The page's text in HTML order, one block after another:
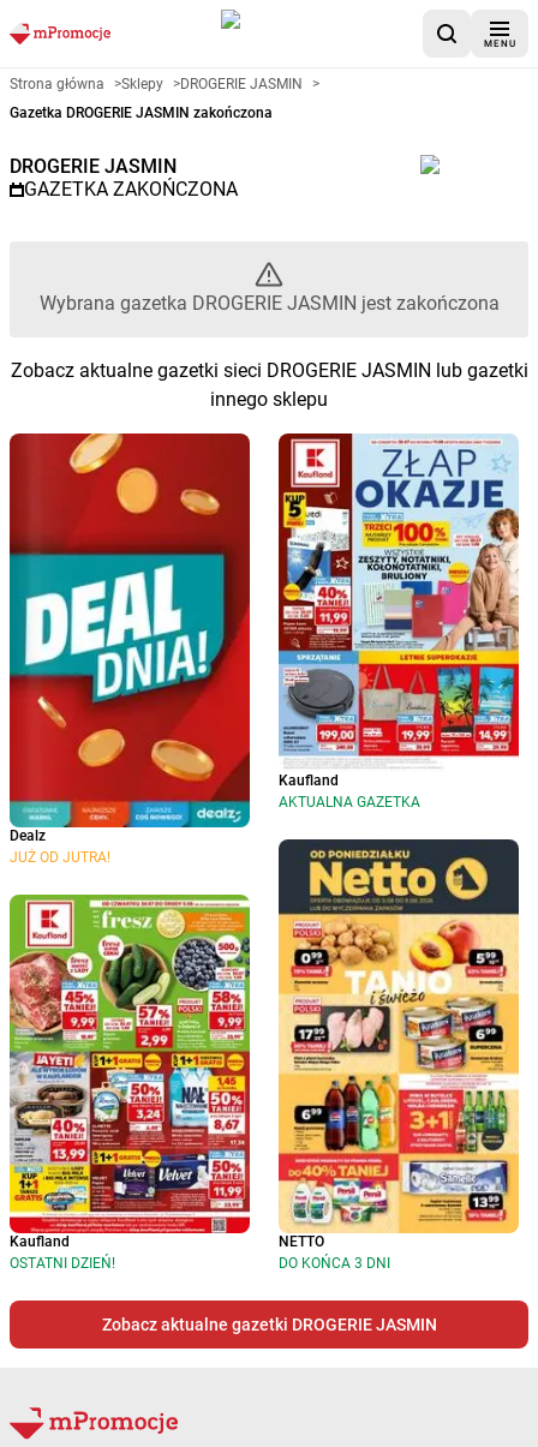
MENU
Gazetka promocyjna
Strona główna >Sklepy >DROGERIE JASMIN
>
Gazetka DROGERIE JASMIN zakończona
DROGERIE JASMIN
GAZETKA ZAKOŃCZONA
Wybrana gazetka DROGERIE JASMIN jest zakończona
Zobacz aktualne gazetki sieci DROGERIE JASMIN lub gazetki
innego sklepu
Dealz
JUŻ OD JUTRA!
Kaufland
OSTATNI DZIEŃ!
Kaufland
AKTUALNA GAZETKA
NETTO
DO KOŃCA 3 DNI
Zobacz aktualne gazetki DROGERIE JASMIN